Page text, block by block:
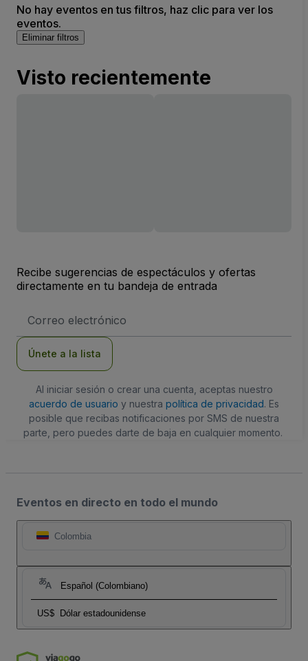
No hay eventos en tus filtros, haz clic para ver los
eventos.
Eliminar filtros
Visto recientemente
Recibe sugerencias de espectáculos y ofertas
directamente en tu bandeja de entrada
de
Únete a la lista
Al iniciar sesión o crear una cuenta, aceptas nuestro
acuerdo de usuario y nuestra política de privacidad. Es
posible que recibas notificaciones por SMS de nuestra
parte, pero puedes darte de baja en cualquier momento.
Eventos en directo en todo el mundo
Colombia
Español (Colombiano)
US$ Dólar estadounidense